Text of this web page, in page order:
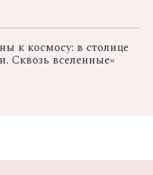
к космосу: в столице
Сквозь вселенные»